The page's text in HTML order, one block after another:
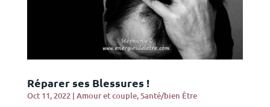
Réparer ses Blessures !
Oct 11, 2022| Amour et couple,Santé/bien Être